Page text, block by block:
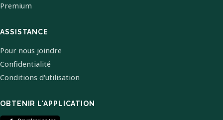
Premium
ASSISTANCE
Pour nous joindre
Confidentialité
Conditions d'utilisation
OBTENIR L'APPLICATION